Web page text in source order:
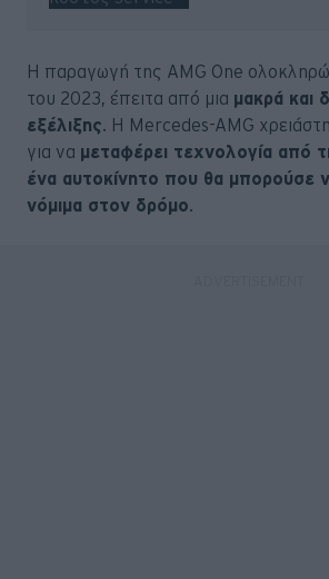
Η παραγωγή της AMG One
του 2023, έπειτα από μια μακρά και
εξέλιξης. Η Mercedes-AMG
για να μεταφέρει τεχνολογία από
ένα αυτοκίνητο που θα μπορούσε
νόμιμα στον δρόμο.